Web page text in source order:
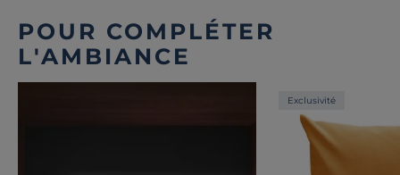
POUR COMPLÉTER
L'AMBIANCE
Exclusivité